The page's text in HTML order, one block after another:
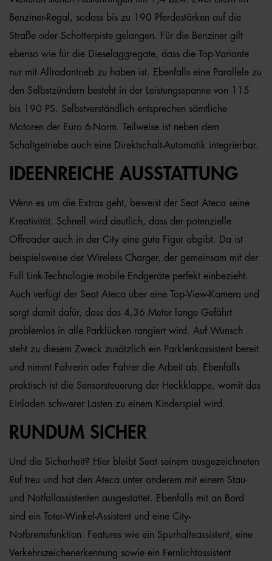
Benziner-Regal, sodass bis zu 190 Pferdestärken auf die
Straße oder Schotterpiste gelangen. Für die Benziner gilt
ebenso wie für die Dieselaggregate, dass die Top-Variante
nur mit Allradantrieb zu haben ist. Ebenfalls eine Parallele zu
den Selbstzündern besteht in der Leistungsspanne von 115
bis 190 PS. Selbstverständlich entsprechen sämtliche
Motoren der Euro 6-Norm. Teilweise ist neben dem
Schaltgetriebe auch eine Direktschalt-Automatik integrierbar.
IDEENREICHE AUSSTATTUNG
Wenn es um die Extras geht, beweist der Seat Ateca seine
Kreativität. Schnell wird deutlich, dass der potenzielle
Offroader auch in der City eine gute Figur abgibt. Da ist
beispielsweise der Wireless Charger, der gemeinsam mit der
Full Link-Technologie mobile Endgeräte perfekt einbezieht.
Auch verfügt der Seat Ateca über eine Top-View-Kamera und
sorgt damit dafür, dass das 4,36 Meter lange Gefährt
problemlos in alle Parklücken rangiert wird. Auf Wunsch
steht zu diesem Zweck zusätzlich ein Parklenkassistent bereit
und nimmt Fahrerin oder Fahrer die Arbeit ab. Ebenfalls
praktisch ist die Sensorsteuerung der Heckklappe, womit das
Einladen schwerer Lasten zu einem Kinderspiel wird.
RUNDUM SICHER
Und die Sicherheit? Hier bleibt Seat seinem ausgezeichneten
Ruf treu und hat den Ateca unter anderem mit einem Stau-
und Notfallassistenten ausgestattet. Ebenfalls mit an Bord
sind ein Toter-Winkel-Assistent und eine City-
Notbremsfunktion. Features wie ein Spurhalteassistent, eine
Verkehrszeichenerkennung sowie ein Fernlichtassistent